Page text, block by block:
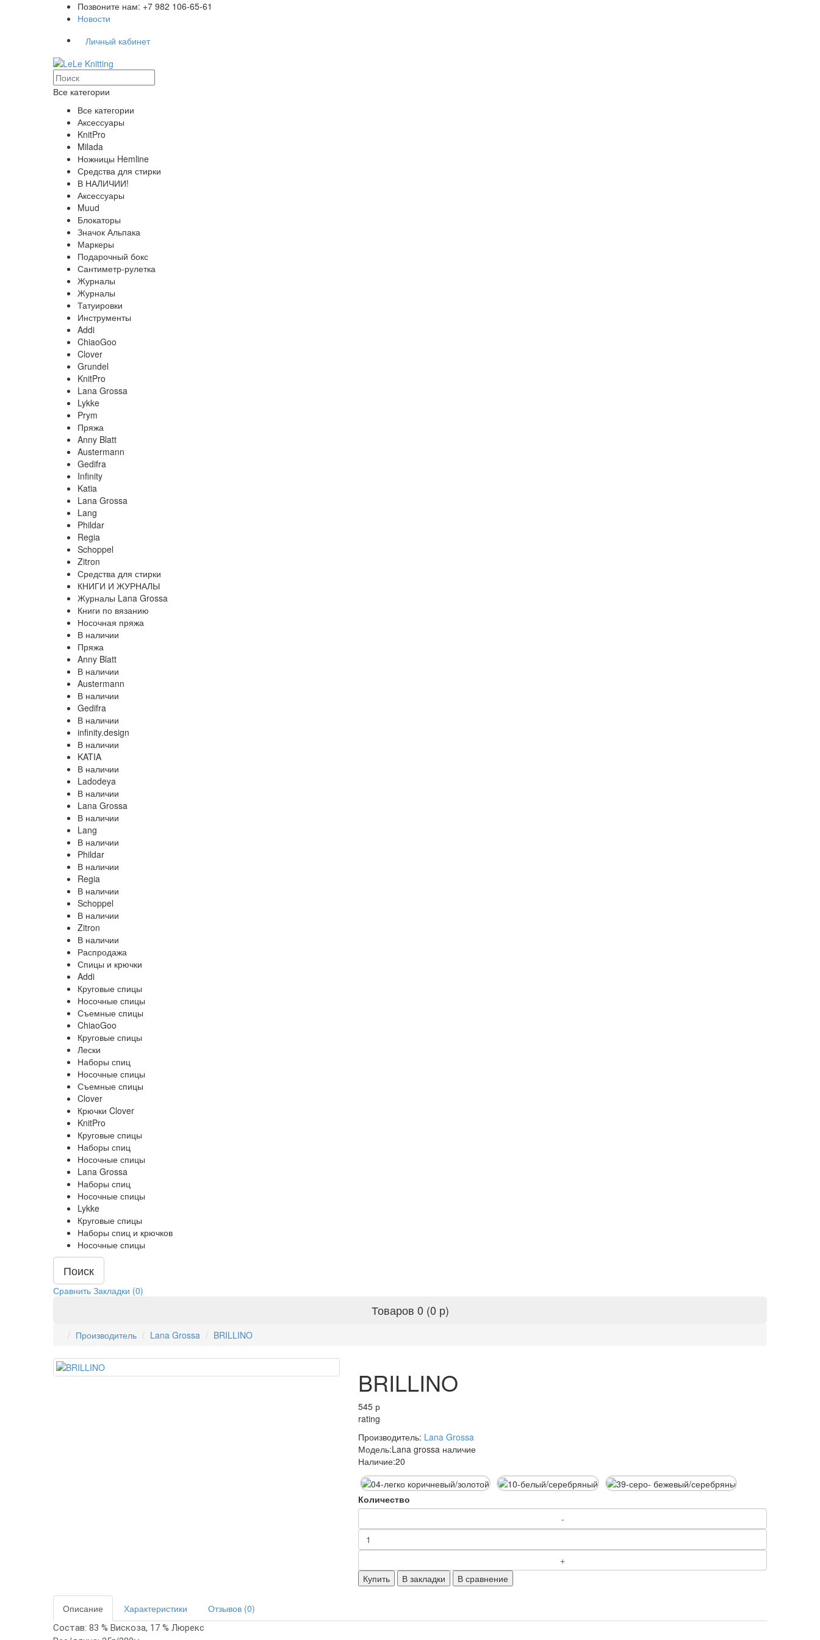
Позвоните нам: +7 982 106-65-61
Новости
Личный кабинет
Все категории
Все категории
Аксессуары
KnitPro
Milada
Ножницы Hemline
Средства для стирки
В НАЛИЧИИ!
Аксессуары
Muud
Блокаторы
Значок Альпака
Маркеры
Подарочный бокс
Сантиметр-рулетка
Журналы
Журналы
Татуировки
Инструменты
Addi
ChiaoGoo
Clover
Grundel
KnitPro
Lana Grossa
Lykke
Prym
Пряжа
Anny Blatt
Austermann
Gedifra
Infinity
Katia
Lana Grossa
Lang
Phildar
Regia
Schoppel
Zitron
Средства для стирки
КНИГИ И ЖУРНАЛЫ
Журналы Lana Grossa
Книги по вязанию
Носочная пряжа
В наличии
Пряжа
Anny Blatt
В наличии
Austermann
В наличии
Gedifra
В наличии
infinity.design
В наличии
KATIA
В наличии
Ladodeya
В наличии
Lana Grossa
В наличии
Lang
В наличии
Phildar
В наличии
Regia
В наличии
Schoppel
В наличии
Zitron
В наличии
Распродажа
Спицы и крючки
Addi
Круговые спицы
Носочные спицы
Съемные спицы
ChiaoGoo
Круговые спицы
Лески
Наборы спиц
Носочные спицы
Съемные спицы
Clover
Крючки Clover
KnitPro
Круговые спицы
Наборы спиц
Носочные спицы
Lana Grossa
Наборы спиц
Носочные спицы
Lykke
Круговые спицы
Наборы спиц и крючков
Носочные спицы
Поиск
Сравнить Закладки (0)
Товаров 0 (0 р)
Производитель Lana Grossa BRILLINO
BRILLINO
545 р
rating
Производитель: Lana Grossa
Модель:Lana grossa наличие
Наличие:20
Количество
Купить В закладки В сравнение
Описание Характеристики Отзывов (0)
Состав: 83 % Вискоза, 17 % Люрекс